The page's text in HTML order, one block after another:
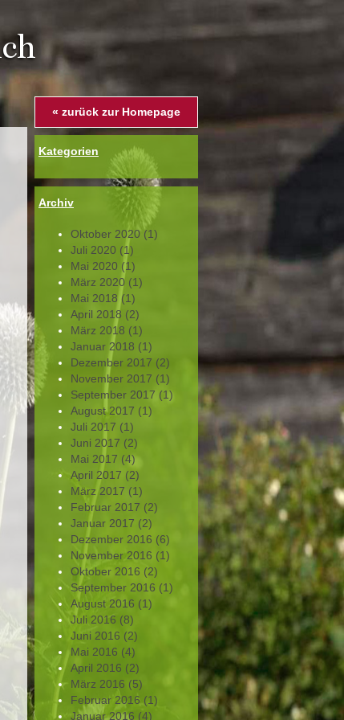
« zurück zur Homepage
Kategorien
Archiv
Oktober 2020 (1)
Juli 2020 (1)
Mai 2020 (1)
März 2020 (1)
Mai 2018 (1)
April 2018 (2)
März 2018 (1)
Januar 2018 (1)
Dezember 2017 (2)
November 2017 (1)
September 2017 (1)
August 2017 (1)
Juli 2017 (1)
Juni 2017 (2)
Mai 2017 (4)
April 2017 (2)
März 2017 (1)
Februar 2017 (2)
Januar 2017 (2)
Dezember 2016 (6)
November 2016 (1)
Oktober 2016 (2)
September 2016 (1)
August 2016 (1)
Juli 2016 (8)
Juni 2016 (2)
Mai 2016 (4)
April 2016 (2)
März 2016 (5)
Februar 2016 (1)
Januar 2016 (4)